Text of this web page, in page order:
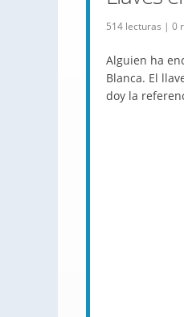
514 lecturas | 0
Alguien ha
Blanca. El
doy la